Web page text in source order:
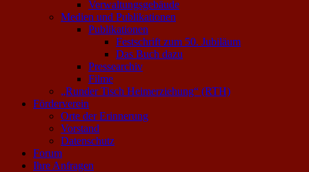
Verwaltungsgebäude
Medien und Publikationen
Publikationen
Festschrift zum 50. Jubiläum
Das Buch dazu
Pressearchiv
Filme
„Runder Tisch Heimerziehung“ (RTH)
Förderverein
Orte der Erinnerung
Vorstand
Datenschutz
Forum
Ihre Anfragen